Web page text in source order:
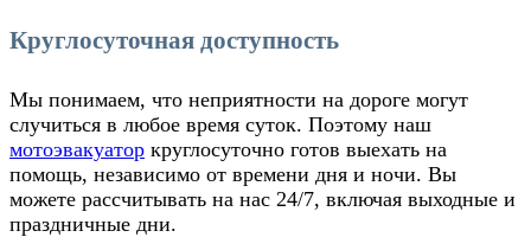
Круглосуточная доступность
Мы понимаем, что неприятности на дороге могут
случиться в любое время суток. Поэтому наш
мотоэвакуатор круглосуточно готов выехать на
помощь, независимо от времени дня и ночи. Вы
можете рассчитывать на нас 24/7, включая выходные и
праздничные дни.